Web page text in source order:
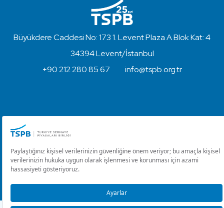
Büyükdere Caddesi No: 173 1. Levent Plaza A Blok Kat: 4
34394 Levent/İstanbul
+90 212 280 85 67
info@tspb.org.tr
Kullanım Koşulları ve Gizlilik
Çerez Ayarlarını Düzenle